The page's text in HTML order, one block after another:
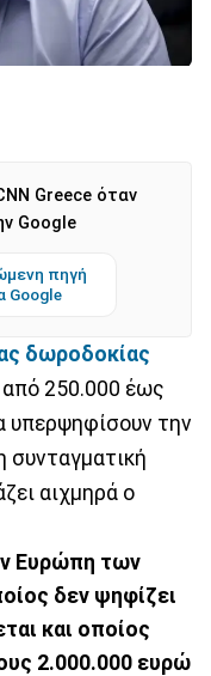
Greece όταν
Google
πηγή
Google
δωροδοκίας
250.000 έως
υπερψηφίσουν την
συνταγματική
αιχμηρά ο
Ευρώπη των
δεν ψηφίζει
και οποίος
2.000.000 ευρώ